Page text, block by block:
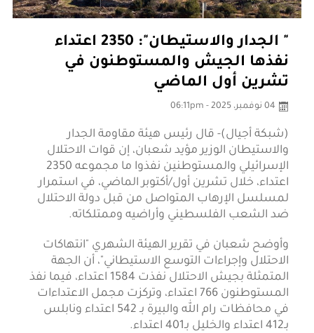
" الجدار والاستيطان": 2350 اعتداء
نفذها الجيش والمستوطنون في
تشرين أول الماضي
04 نوفمبر، 2025 - 06:11pm
(شبكة أجيال)- قال رئيس هيئة مقاومة الجدار
والاستيطان الوزير مؤيد شعبان، إن قوات الاحتلال
الإسرائيلي والمستوطنين نفذوا ما مجموعه 2350
اعتداء، خلال تشرين أول/أكتوبر الماضي، في استمرار
لمسلسل الإرهاب المتواصل من قبل دولة الاحتلال
ضد الشعب الفلسطيني وأراضيه وممتلكاته.
وأوضح شعبان في تقرير الهيئة الشهري "انتهاكات
الاحتلال وإجراءات التوسع الاستيطاني"، أن الجهة
المتمثلة بجيش الاحتلال نفذت 1584 اعتداء، فيما نفذ
المستوطنون 766 اعتداء، وتركزت مجمل الاعتداءات
في محافظات رام الله والبيرة بـ 542 اعتداء ونابلس
بـ412 اعتداء والخليل بـ401 اعتداء.